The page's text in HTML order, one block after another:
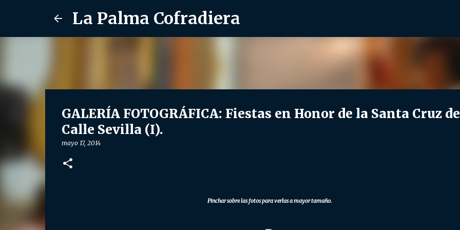
La Palma Cofradiera
GALERÍA FOTOGRÁFICA: Fiestas en Honor de la Santa Cruz
Calle Sevilla (I).
mayo 17, 2014
Pinchar sobre las fotos para verlas a mayor tamaño.